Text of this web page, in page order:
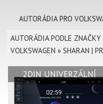
AUTORÁDIA PRO
AUTORÁDIA PODLE ZNAČKY
VOLKSWAGEN »SHARAN |
2DIN UNIVERZÁLNÍ